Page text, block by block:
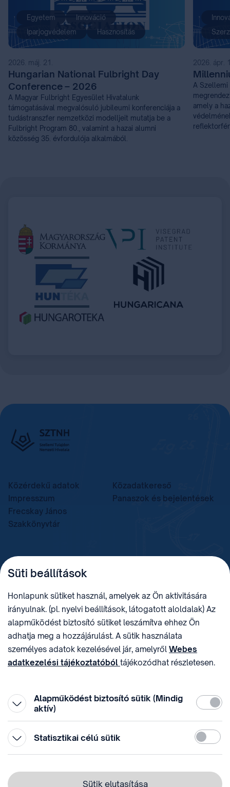
Egyetem
Innováció
Iparjogvédelem
Hasznosítás
2026. máj. 21.
Hungarian National Fulbright Day
Conference – 2026
A Magyar Fulbright Egyesület Hivatalunk
támogatásával megvalósuló jubileumi konferenciája a
tudástranszfer nemzetközi modelljeit mutatja be a
Fulbright Program 80., valamint a hazai alumni
közösség 35. évfordulója alkalmából.
2026. ápr.
A Szellemi
amely a
Közérdekű adatok
Közadatkereső
Impresszum
Panaszok és bejelentések
Frecskay János
Szakkönyvtár
TELEFON
+36 (1) 312 4400
sztnh@hipo.gov.hu 15311746-2-42
CÍM
1081 Budapest II. János
Pál pápa tér 7.
HIVATAL RÖVID NEVE
SZTNHOPS, KRID:
174434905
KÖZÖSSÉGI MÉDIA
⁣ ⁣
Süti beállítások
Honlapunk sütiket használ, amelyek az Ön aktivitására
irányulnak. (pl. nyelvi beállítások, látogatott aloldalak) Az
alapműködést biztosító sütiket leszámítva ehhez Ön
adhatja meg a hozzájárulást. A sütik használata
személyes adatok kezelésével jár, amelyről Webes
adatkezelési tájékoztatóból tájékozódhat részletesen.
Alapműködést biztosító sütik (Mindig
aktív)
Statisztikai célú sütik
Sütik elutasítása